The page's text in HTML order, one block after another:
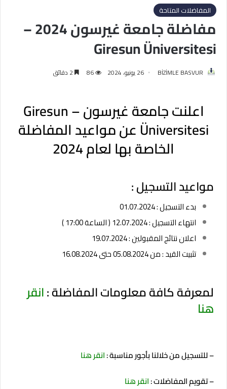
المفاضلات المتاحة
مفاضلة جامعة غيرسون 2024 –
Giresun Üniversitesi
BİZİMLE BASVUR 26 يونيو، 2024 86
اعلنت جامعة غيرسون – Giresun
Üniversitesi عن مواعيد المفاضلة
الخاصة بها لعام 2024
مواعيد التسجيل :
بدء التسجيل : 01.07.2024
انتهاء التسجيل : 12.07.2024 ( الساعة 17:00 )
اعلان نتائج المقبولين : 19.07.2024
تثبيت القيد : من 05.08.2024 حتى 16.08.2024
لمعرفة كافة معلومات المفاضلة :انقر
هنا
– للتسجيل من خلالنا بأجور مناسبة :انقر هنا
– تقويم المفاضلات :انقر هنا